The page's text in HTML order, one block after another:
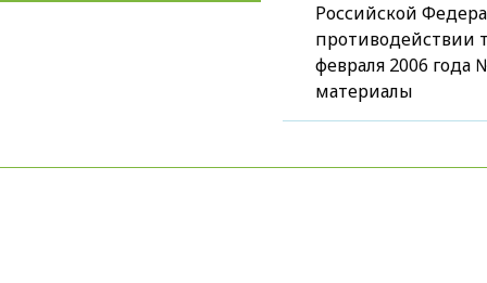
Российской
противодействии
февраля 2006
материалы